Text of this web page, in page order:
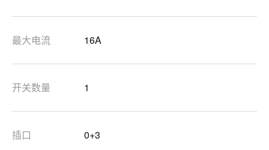
最大电流 16A
开关数量 1
插口 0+3